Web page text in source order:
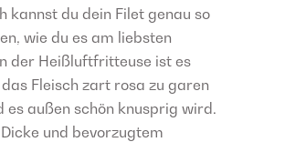
kannst du dein Filet genau so
wie du es am liebsten
der Heißluftfritteuse ist es
Fleisch zart rosa zu garen
es außen schön knusprig wird.
und bevorzugtem